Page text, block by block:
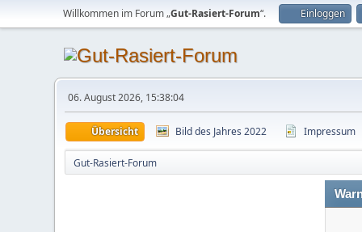
Willkommen im Forum „Gut-Rasiert-Forum“. Einloggen
06. August 2026, 15:38:04
Übersicht Bild des Jahres 2022 Impressum
Gut-Rasiert-Forum